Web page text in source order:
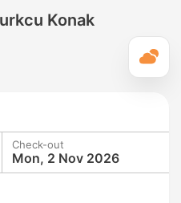
Konak
Check-out
Mon, 2 Nov 2026